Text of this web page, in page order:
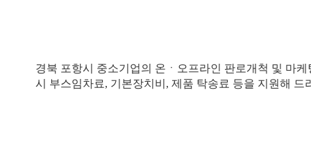
경북 포항시 중소기업의 온ㆍ오프라인 판로개척 및 마
시 부스임차료, 기본장치비, 제품 탁송료 등을 지원해 드